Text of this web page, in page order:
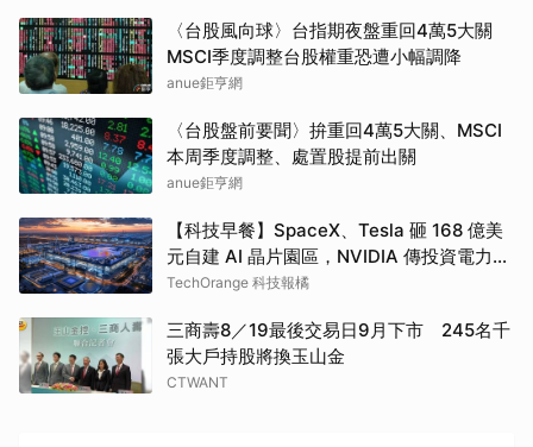
〈台股風向球〉台指期夜盤重回4萬5大關
MSCI季度調整台股權重恐遭小幅調降
anue鉅亨網
〈台股盤前要聞〉拚重回4萬5大關、MSCI
本周季度調整、處置股提前出關
anue鉅亨網
【科技早餐】SpaceX、Tesla 砸 168 億美
元自建 AI 晶片園區，NVIDIA 傳投資電力、
亞馬遜建離網資料中心
TechOrange 科技報橘
三商壽8／19最後交易日9月下市 245名千
張大戶持股將換玉山金
CTWANT